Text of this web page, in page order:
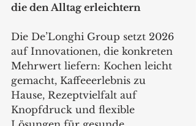
die den Alltag erleichtern
Die De’Longhi Group setzt 2026
auf Innovationen, die konkreten
Mehrwert liefern: Kochen leicht
gemacht, Kaffeeerlebnis zu
Hause, Rezeptvielfalt auf
Knopfdruck und flexible